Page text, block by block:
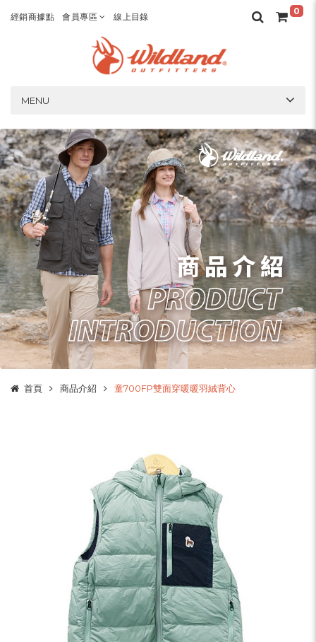
經銷商據點 會員專區 線上目錄
0
MENU
首頁 商品介紹 童700FP雙面穿暖暖羽絨背心